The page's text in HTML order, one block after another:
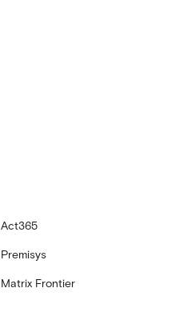
Act365
Premisys
Matrix Frontier